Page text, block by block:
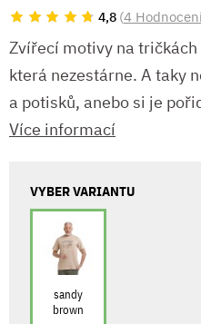
4,8 (4
Zvířecí motivy na
která nezestárne. A taky
a potisků, anebo si je
Více informací
VYBER VARIANTU
sandy
brown